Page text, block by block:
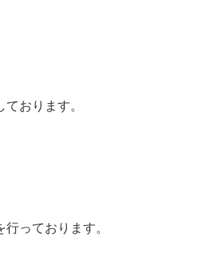
おります。
っております。